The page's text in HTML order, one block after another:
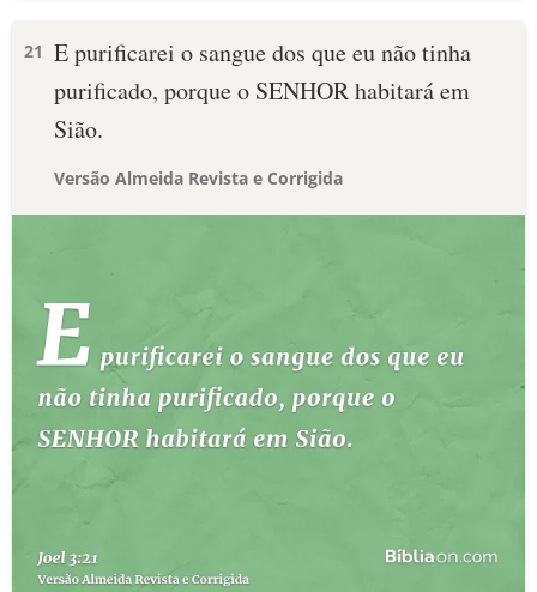
21 E purificarei o sangue dos que eu não tinha
purificado, porque o SENHOR habitará em
Sião.
Versão Almeida Revista e Corrigida